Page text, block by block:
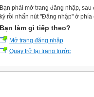
Bạn phải mở trang đăng nhập,
ký rồi nhấn nút "Đăng nhập" ở
Bạn làm gì tiếp theo?
Mở trang đăng nhập
Quay trở lại trang trước